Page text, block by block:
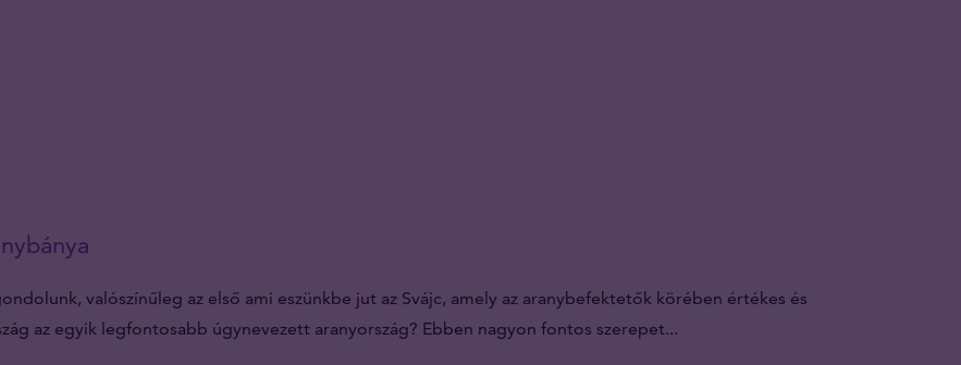
valószínűleg az első ami eszünkbe jut az Svájc, amely az aranybefektetők körében értékes és
az egyik legfontosabb úgynevezett aranyország? Ebben nagyon fontos szerepet...